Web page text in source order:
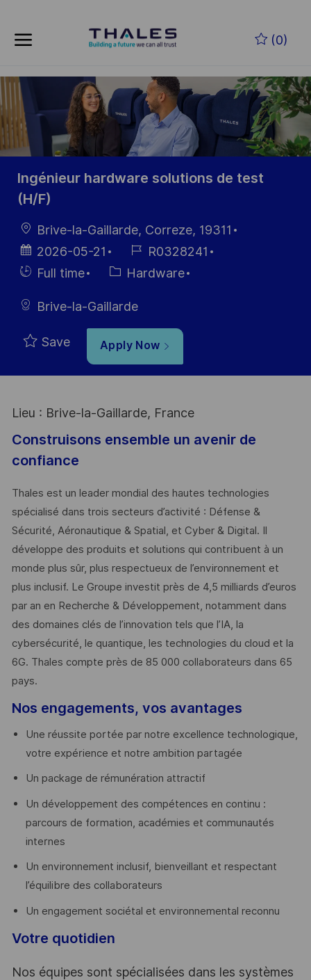
(0)
-
Ingénieur hardware solutions de test
(H/F)
LocationBrive-la-Gaillarde, Correze, 19311
Posted
Date
2026-05-21
Job
Id
R0328241
HiringFull time CategoryHardware
Brive-la-Gaillarde
Save Apply Now
Lieu : Brive-la-Gaillarde, France
Construisons ensemble un avenir de
confiance
Thales est un leader mondial des hautes technologies
spécialisé dans trois secteurs d’activité : Défense &
Sécurité, Aéronautique & Spatial, et Cyber & Digital. Il
développe des produits et solutions qui contribuent à un
monde plus sûr, plus respectueux de l’environnement et
plus inclusif. Le Groupe investit près de 4,5 milliards d’euros
par an en Recherche & Développement, notamment dans
des domaines clés de l’innovation tels que l’IA, la
cybersécurité, le quantique, les technologies du cloud et la
6G. Thales compte près de 85 000 collaborateurs dans 65
pays. ​
Nos engagements, vos avantages
Une réussite portée par notre excellence technologique,
votre expérience et notre ambition partagée
Un package de rémunération attractif
Un développement des compétences en continu :
parcours de formation, académies et communautés
internes
Un environnement inclusif, bienveillant et respectant
l’équilibre des collaborateurs
Un engagement sociétal et environnemental reconnu
Votre quotidien
Nos équipes sont spécialisées dans les systèmes